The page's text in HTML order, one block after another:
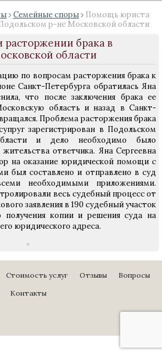
Семейные споры
Помощь юриста
р-не Московской области
брака в
области
по вопросам расторжения брака к
Санкт-Петербурга обратилась Яна
что после заключения брака ее
область и назад в Санкт-
Проблема расторжения брака
зарегистрирован в Подольском
и дело необходимо было
ответчика. Яна Сергеевна
на оказание юридической помощи с
был составлено и отправлено в суд
необходимыми приложениями.
весь судебный процесс от
заявления в 190 судебный участок
получения копии и решения суда на
юридического адреса.
Стоимость услуг Отзывы
Вопросы
Контакты